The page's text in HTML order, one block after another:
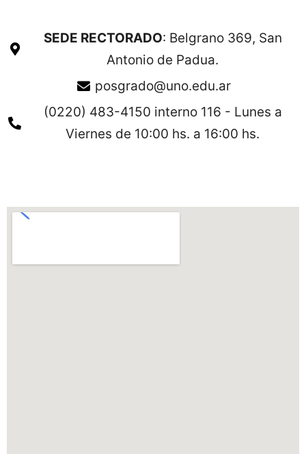
SEDE RECTORADO: Belgrano 369, San
Antonio de Padua.
posgrado@uno.edu.ar
(0220) 483-4150 interno 116 - Lunes a
Viernes de 10:00 hs. a 16:00 hs.